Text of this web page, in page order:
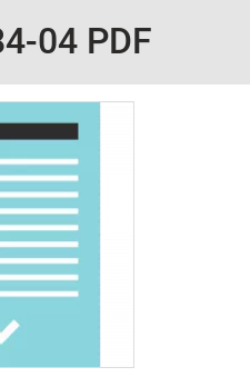
04 PDF